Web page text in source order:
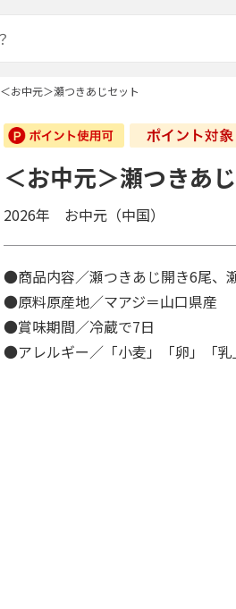
＜お中元＞瀬つきあじセット
＜お中元＞瀬つきあ
2026年 お中元（中国）
●商品内容／瀬つきあじ開き6尾、
●原料原産地／マアジ＝山口県産
●賞味期間／冷蔵で7日
●アレルギー／「小麦」「卵」「